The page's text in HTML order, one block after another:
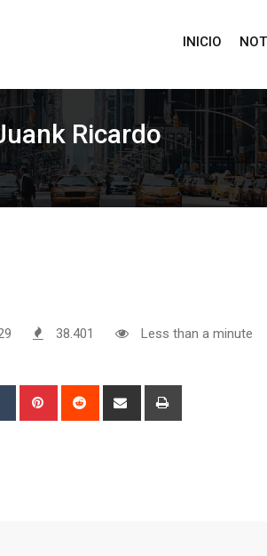
INICIO
Ricardo
38.401
Less than a minute
Tumblr Pinterest Reddit
Share